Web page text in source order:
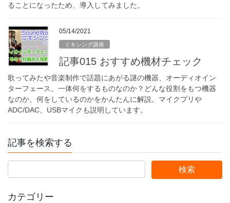
ることになったため、導入してみました。
05/14/2021
ミキシング講座
記事015 おすすめ機材チェック
歌ってみたや音楽制作で話題にあがる謎の機器、オーディオイン
ターフェース。一体何をするものなのか？どんな役割をもつ機器
なのか、何をしているのかをかんたんに解説。マイクプリや
ADC/DAC、USBマイクも説明しています。
記事を検索する
カテゴリー